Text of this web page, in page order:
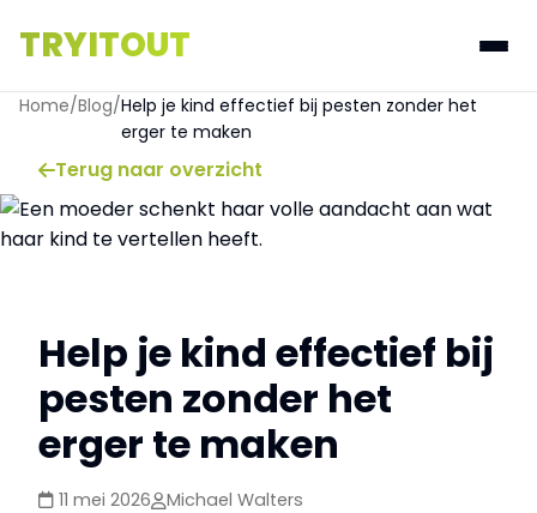
TRYITOUT
Home/Blog/Help je kind effectief bij pesten zonder het
erger te maken
Terug naar overzicht
Help je kind effectief bij
pesten zonder het
erger te maken
11 mei 2026 Michael Walters